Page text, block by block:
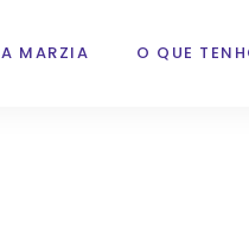
A MARZIA O QUE